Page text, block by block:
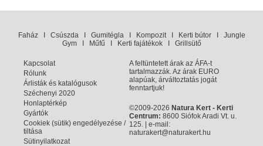
FaházI CsúszdaI GumitéglaI KompozitI Kerti bútorI Jungle
GymI Műfű Kerti fajátékokI Grillsütő
Kapcsolat
Rólunk
Árlisták és katalógusok
Széchenyi 2020
Honlaptérkép
Gyártók
Cookiek (sütik) engedélyezése /
tiltása
Sütinyilatkozat
A feltüntetett árak az ÁFA-t
tartalmazzák. Az árak EURO
alapúak, árváltoztatás jogát
fenntartjuk!
©2009-2026 Natura Kert - Kerti
Centrum: 8600 Siófok Aradi Vt. u.
125. | e-mail:
naturakert@naturakert.hu